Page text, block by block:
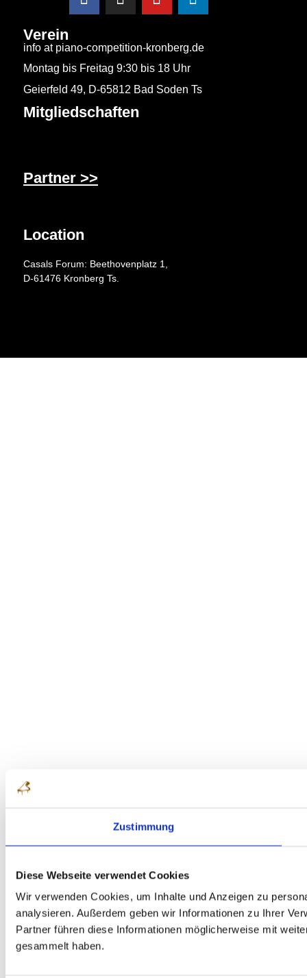
Zustimmung
Diese Webseite verwendet Cookies
Wir verwenden Cookies, um Inhalte und Anzeigen zu
analysieren. Außerdem geben wir Informationen zu Ihrer
Partner führen diese Informationen möglicherweise mit
gesammelt haben.
Verein
info at piano-competition-kronberg.de
Montag bis Freitag 9:30 bis 18 Uhr
Geierfeld 49, D-65812 Bad Soden Ts
Mitgliedschaften
Partner >>
Location
Casals Forum: Beethovenplatz 1,
D-61476 Kronberg Ts.